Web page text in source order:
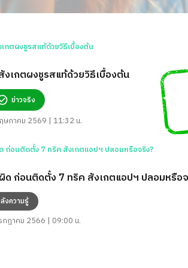
งเกตผงชูรสแท้ด้วยวิธีเบื้องต้น
ข่าวจริง
ษภาคม 2569 | 11:32 น.
ด ก่อนติดตั้ง 7 ทริค สังเกตแอปฯ ปลอมหรือ
งความรู้
กฎาคม 2566 | 09:00 น.